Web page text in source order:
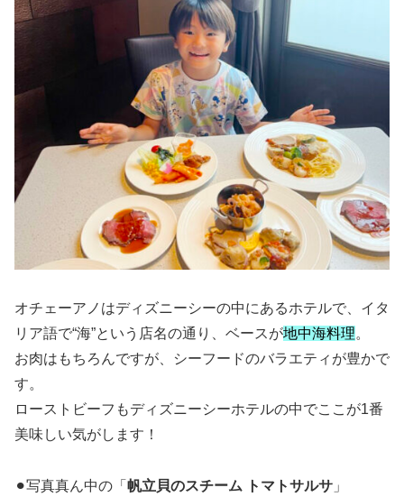
オチェーアノはディズニーシーの中にあるホテルで、イタ
リア語で“海”という店名の通り、ベースが地中海料理。
お肉はもちろんですが、シーフードのバラエティが豊かで
す。
ローストビーフもディズニーシーホテルの中でここが1番
美味しい気がします！
⚫︎写真真ん中の「 帆立貝のスチーム トマトサルサ 」